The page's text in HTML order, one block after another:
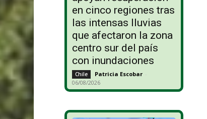
en cinco regiones tras
las intensas lluvias
que afectaron la zona
centro sur del país
con inundaciones
Chile Patricia Escobar -
06/08/2026